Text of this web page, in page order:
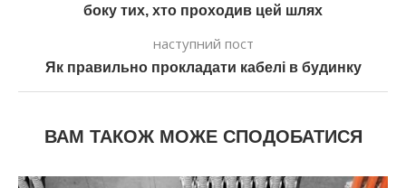
боку тих, хто проходив цей шлях
наступний пост
Як правильно прокладати кабелі в будинку
ВАМ ТАКОЖ МОЖЕ СПОДОБАТИСЯ